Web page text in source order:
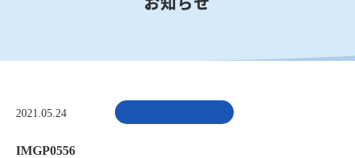
2021.05.24
IMGP0556